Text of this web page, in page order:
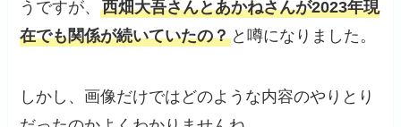
うですが、西畑大吾さんとあかねさんが2023年現
在でも関係が続いていたの？ と噂になりました。
しかし、画像だけではどのような内容のやりとり